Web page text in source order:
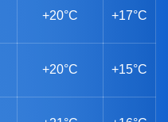
+20°C +17°C
+20°C +15°C